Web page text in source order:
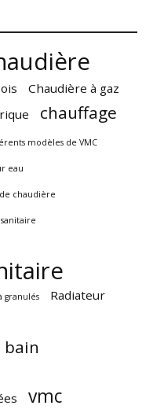
Chaudière à gaz
chauffage
modèles de VMC
eau
chaudière
granulés Radiateur
bain
vmc